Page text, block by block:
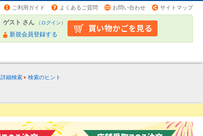
ご利用ガイド よくあるご質問 お問い合わせ サイトマップ
ゲスト さん （ログイン）
新規会員登録する
詳細検索 検索のヒント